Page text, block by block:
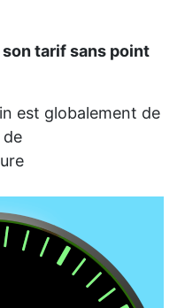
tarif sans point
est globalement de
de